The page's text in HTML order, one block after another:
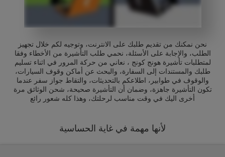
نحن نمكنك من تقديم طلبك على الانترنت، وتوجيه لكم خلال تجهيز
الطلب، والإجابة على الأسئلة، نحمي طلب التأشيرة من الأخطاء وفقا
لمتطلبات تأشيرة هونج كونج ، نعاني من حركة المرور في اثناء تسليم
طلبك والمستندات إلى السفارة، والبحث عن أماكن وقوف السيارات،
والوقوف في طوابير، اطلاعكم بالتحديثات، والتقاط جواز سفر عندما
تكون التأشيرة جاهزة، وضمان أن التأشيرة صحيحة، شحن الوثائق مرة
أخرى اليك في وقت مناسب لرحلتك، وهذا كله شعور رائع
لأنها مهمة في غاية الحساسية